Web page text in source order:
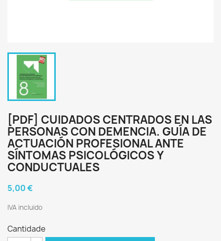
[PDF] CUIDADOS CENTRADOS EN LAS
PERSONAS CON DEMENCIA. GUÍA DE
ACTUACIÓN PROFESIONAL ANTE
SÍNTOMAS PSICOLÓGICOS Y
CONDUCTUALES
5,00 €
IVA incluido
Cantidade